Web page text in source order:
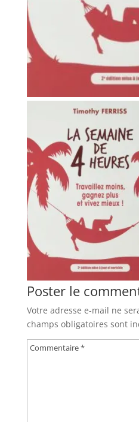
Poster le
Votre adresse e-mail ne
champs obligatoires sont